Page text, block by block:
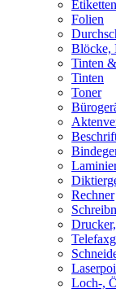
Folien
Blöcke,
Tinten
Tinten
Toner
Rechner
Loch-,